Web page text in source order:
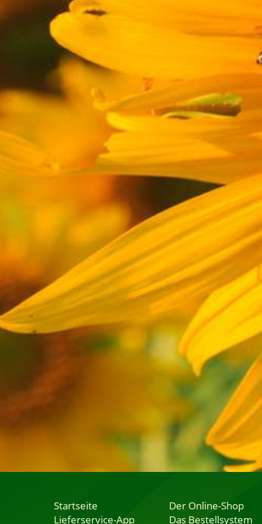
Startseite
Lieferservice-App
Der Online-Shop
Das Bestellsystem